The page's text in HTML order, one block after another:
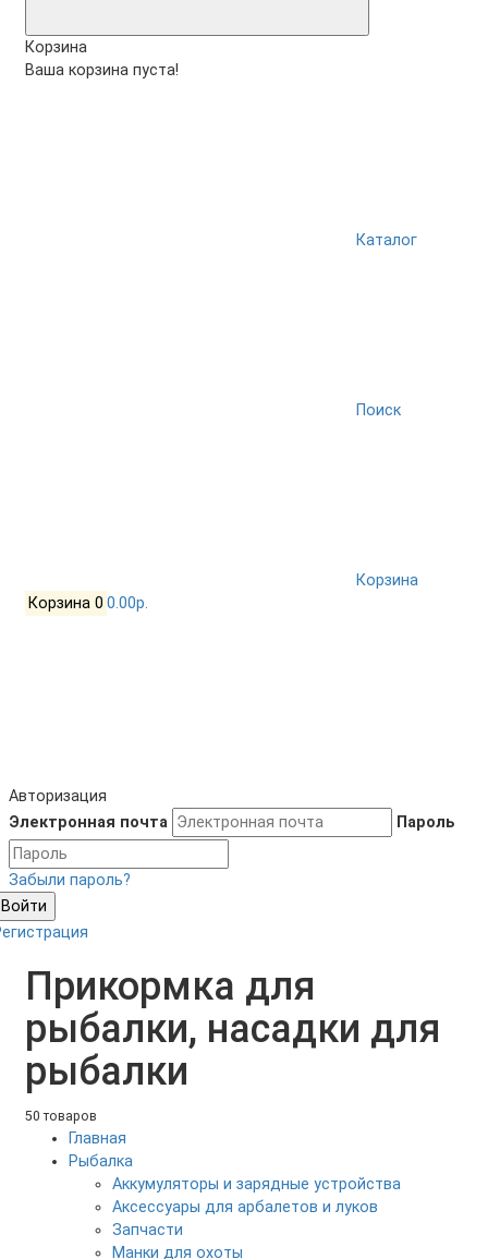
Корзина
Ваша корзина пуста!
Каталог
Поиск
Корзина
Корзина 0 0.00р.
Авторизация
Электронная почта
Пароль
Забыли пароль?
Войти
Прикормка для
рыбалки, насадки для
рыбалки
50 товаров
Главная
Рыбалка
Аккумуляторы и зарядные устройства
Аксесcуары для арбалетов и луков
Запчасти
Манки для охоты